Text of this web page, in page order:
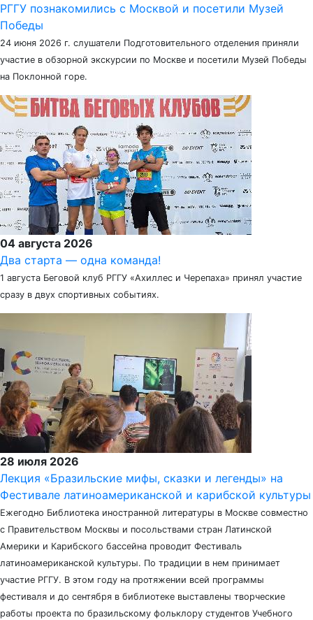
РГГУ познакомились с Москвой и посетили Музей
Победы
24 июня 2026 г. слушатели Подготовительного отделения приняли
участие в обзорной экскурсии по Москве и посетили Музей Победы
на Поклонной горе.
04 августа 2026
Два старта — одна команда!
1 августа Беговой клуб РГГУ «Ахиллес и Черепаха» принял участие
сразу в двух спортивных событиях.
28 июля 2026
Лекция «Бразильские мифы, сказки и легенды» на
Фестивале латиноамериканской и карибской культуры
Ежегодно Библиотека иностранной литературы в Москве совместно
с Правительством Москвы и посольствами стран Латинской
Америки и Карибского бассейна проводит Фестиваль
латиноамериканской культуры. По традиции в нем принимает
участие РГГУ. В этом году на протяжении всей программы
фестиваля и до сентября в библиотеке выставлены творческие
работы проекта по бразильскому фольклору студентов Учебного